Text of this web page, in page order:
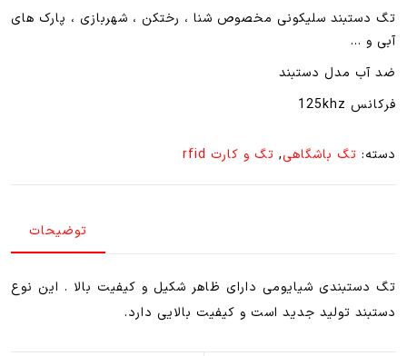
تگ دستبند سلیکونی مخصوص شنا ، رختکن ، شهربازی ، پارک های
آبی و …
ضد آب مدل دستبند
فرکانس 125khz
دسته: تگ باشگاهی, تگ و کارت rfid
توضیحات
تگ دستبندی شیایومی دارای ظاهر شکیل و کیفیت بالا . این نوع
دستبند تولید جدید است و کیفیت بالایی دارد.